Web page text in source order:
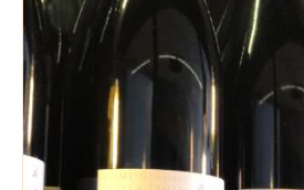
AJOUTER AU PANIER
DÉTAILS